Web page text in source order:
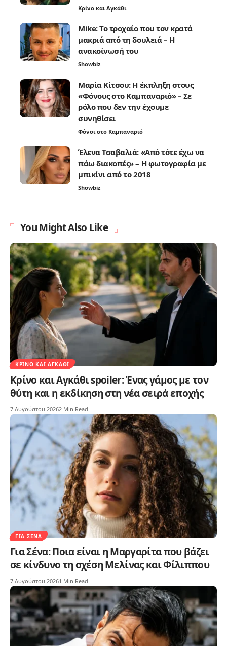
Κρίνο και Αγκάθι
Mike: Το τροχαίο που τον κρατά
μακριά από τη δουλειά – Η
ανακοίνωσή του
Showbiz
Μαρία Κίτσου: Η έκπληξη στους
«Φόνους στο Καμπαναριό» – Σε
ρόλο που δεν την έχουμε
συνηθίσει
Φόνοι στο Καμπαναριό
Έλενα Τσαβαλιά: «Από τότε έχω να
πάω διακοπές» – Η φωτογραφία με
μπικίνι από το 2018
Showbiz
You Might Also Like
ΚΡΊΝΟ ΚΑΙ ΑΓΚΆΘΙ
Κρίνο και Αγκάθι spoiler: Ένας γάμος με τον
θύτη και η εκδίκηση στη νέα σειρά εποχής
7 Αυγούστου 20262 Min Read
ΓΙΑ ΣΈΝΑ
Για Σένα: Ποια είναι η Μαργαρίτα που βάζει
σε κίνδυνο τη σχέση Μελίνας και Φίλιππου
7 Αυγούστου 20261 Min Read